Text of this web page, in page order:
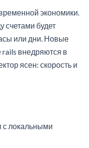
экономики.
счетами будет
или дни. Новые
внедряются в
ясен: скорость и
с локальными